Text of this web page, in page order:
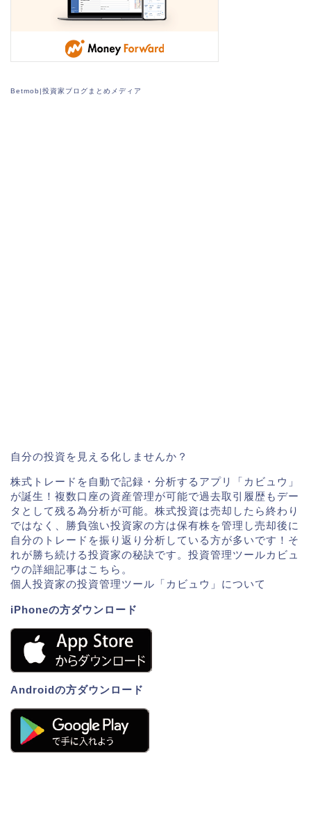
Betmob|投資家ブログまとめメディア
自分の投資を見える化しませんか？
株式トレードを自動で記録・分析するアプリ「カビュウ」
が誕生！複数口座の資産管理が可能で過去取引履歴もデー
タとして残る為分析が可能。株式投資は売却したら終わり
ではなく、勝負強い投資家の方は保有株を管理し売却後に
自分のトレードを振り返り分析している方が多いです！そ
れが勝ち続ける投資家の秘訣です。投資管理ツールカビュ
ウの詳細記事はこちら。
個人投資家の投資管理ツール「カビュウ」について
iPhoneの方ダウンロード
Androidの方ダウンロード